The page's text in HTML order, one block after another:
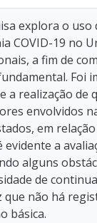
explora o
COVID-19 no
a fim de
Foi
a realização de
envolvidos
em
evidente a
alguns
de
que não há
básica.